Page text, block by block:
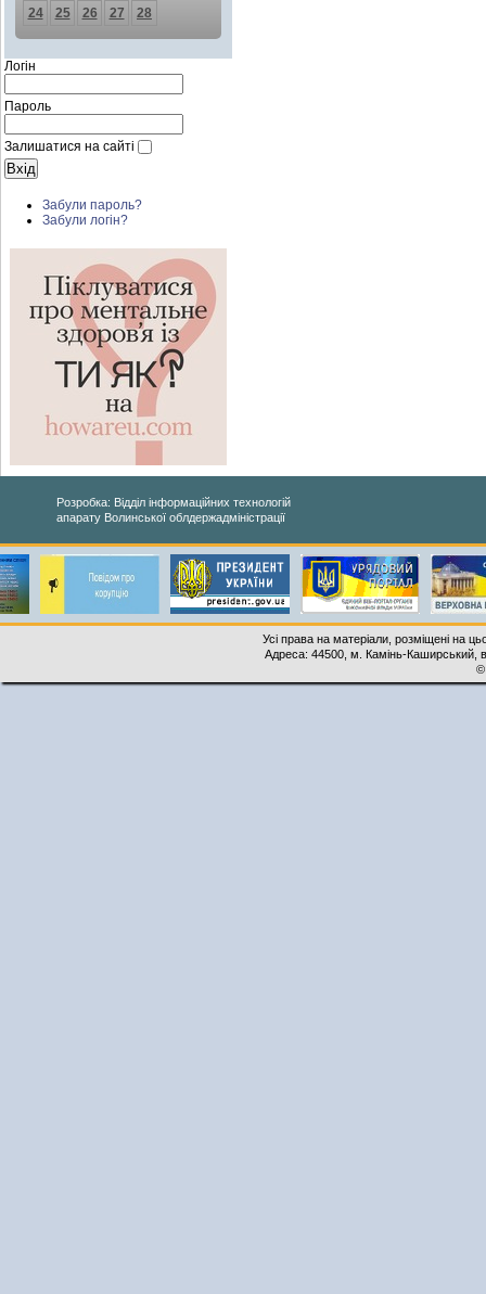
24
25 26 27 28
Логін
Пароль
Залишатися на сайті
Забули пароль?
Забули логін?
Розробка: Відділ інформаційних технологій
апарату Волинської облдержадміністрації
Усі права на матеріали, розміщені на
Адреса: 44500, м. Камінь-Каширський,
©